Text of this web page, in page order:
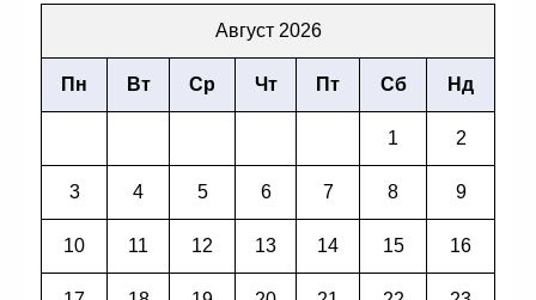
Август 2026
Пн Вт Ср Чт Пт Сб Нд
1 2
3 4 5 6 7 8 9
10 11 12 13 14 15 16